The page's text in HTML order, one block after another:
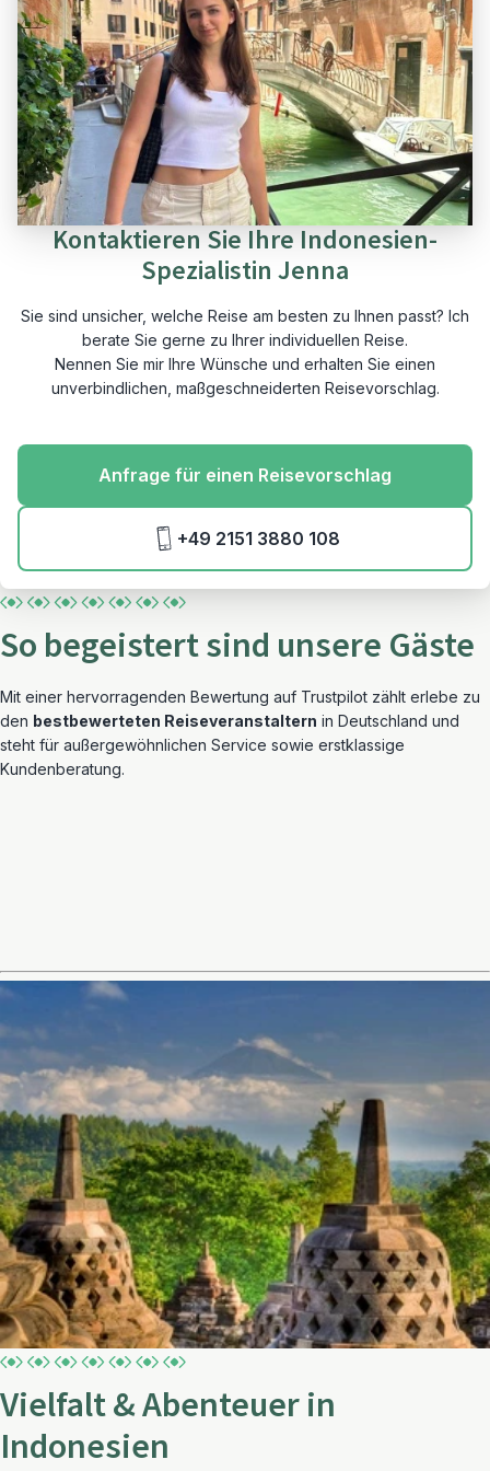
Kontaktieren Sie Ihre Indonesien-
Spezialistin Jenna
Sie sind unsicher, welche Reise am besten zu Ihnen passt? Ich
berate Sie gerne zu Ihrer individuellen Reise.
Nennen Sie mir Ihre Wünsche und erhalten Sie einen
unverbindlichen, maßgeschneiderten Reisevorschlag.
Anfrage für einen Reisevorschlag
+49 2151 3880 108
So begeistert sind unsere Gäste
Mit einer hervorragenden Bewertung auf Trustpilot zählt erlebe zu
den bestbewerteten Reiseveranstaltern in Deutschland und
steht für außergewöhnlichen Service sowie erstklassige
Kundenberatung.
Vielfalt & Abenteuer in
Indonesien